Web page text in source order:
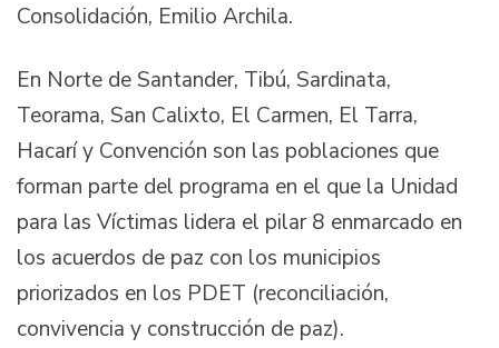
Consolidación, Emilio Archila.
En Norte de Santander, Tibú, Sardinata,
Teorama, San Calixto, El Carmen, El Tarra,
Hacarí y Convención son las poblaciones que
forman parte del programa en el que la Unidad
para las Víctimas lidera el pilar 8 enmarcado en
los acuerdos de paz con los municipios
priorizados en los PDET (reconciliación,
convivencia y construcción de paz).